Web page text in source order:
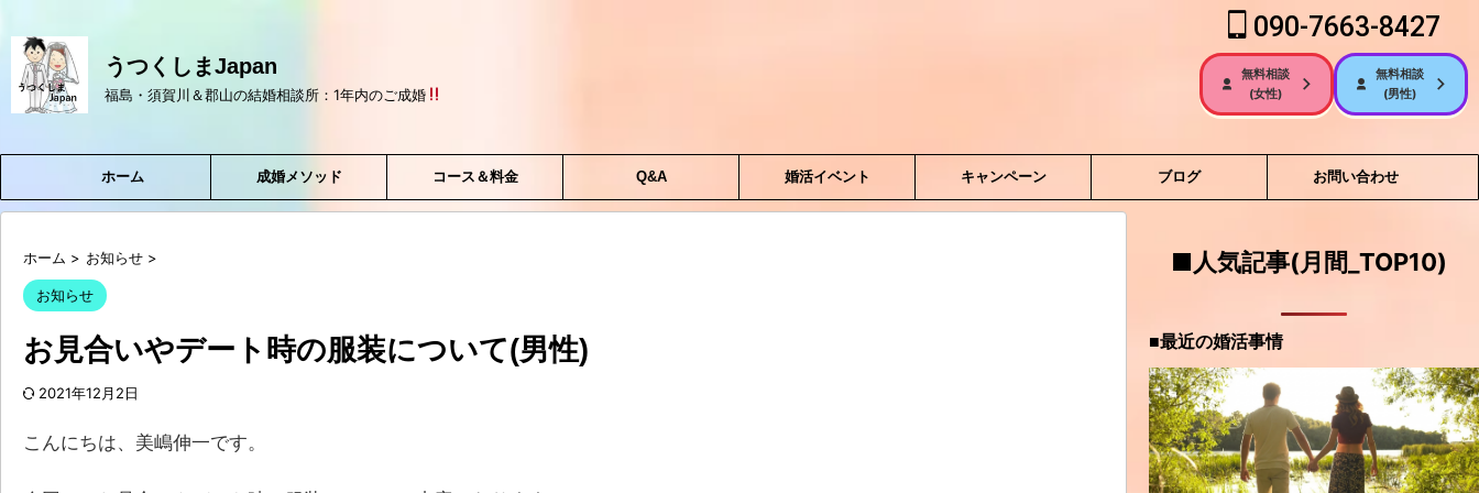
うつくしまJapan
福島・須賀川＆郡山の結婚相談所：1年内のご成婚
090-7663-8427
無料相談
(女性)
無料相談
(男性)
ホーム 成婚メソッド コース＆料金 Q&A 婚活イベント キャンペーン ブログ お問い合わせ
ホーム > お知らせ >
お知らせ
お見合いやデート時の服装について(男性)
2021年12月2日
こんにちは、美嶋伸一です。
■人気記事(月間_TOP10)
■最近の婚活事情